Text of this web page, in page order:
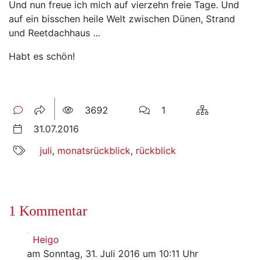
Und nun freue ich mich auf vierzehn freie Tage. Und
auf ein bisschen heile Welt zwischen Dünen, Strand
und Reetdachhaus ...
Habt es schön!
3692
1
31.07.2016
juli, monatsrückblick, rückblick
1 Kommentar
Heigo
am Sonntag, 31. Juli 2016 um 10:11 Uhr